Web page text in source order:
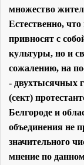
множество
Естественно,
привносят с
культуры, но и
сожалению, на
- двухтысячных
(сект)
Белгороде и
объединения не
значительного
мнение по